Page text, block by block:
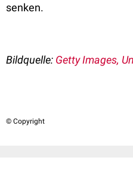
senken.
Bildquelle: Getty Images,
© Copyright